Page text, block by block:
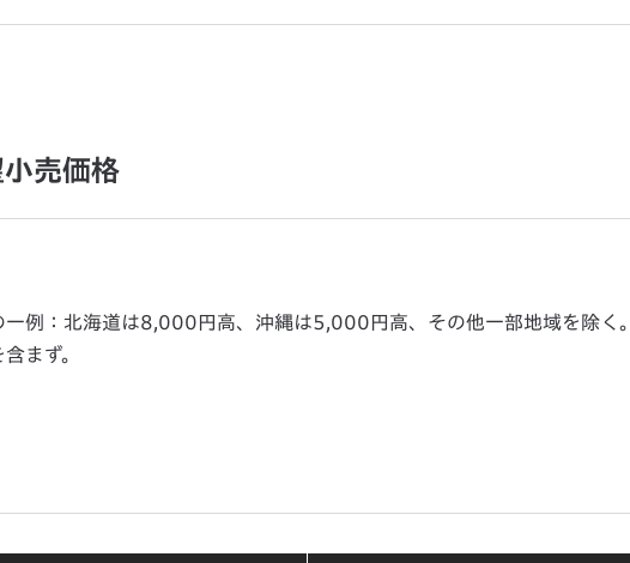
小売価格
一例：北海道は8,000円高、沖縄は5,000円高、その他一部地域を除く。
まず。